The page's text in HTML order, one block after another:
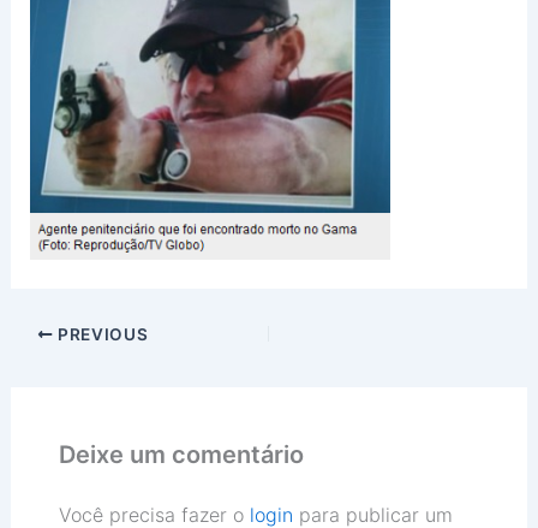
PREVIOUS
Deixe um comentário
Você precisa fazer o login para publicar um